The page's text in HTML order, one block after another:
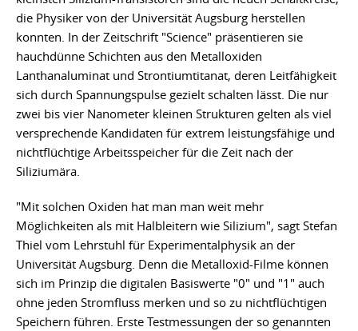
die Physiker von der Universität Augsburg herstellen
konnten. In der Zeitschrift "Science" präsentieren sie
hauchdünne Schichten aus den Metalloxiden
Lanthanaluminat und Strontiumtitanat, deren Leitfähigkeit
sich durch Spannungspulse gezielt schalten lässt. Die nur
zwei bis vier Nanometer kleinen Strukturen gelten als viel
versprechende Kandidaten für extrem leistungsfähige und
nichtflüchtige Arbeitsspeicher für die Zeit nach der
Siliziumära.
"Mit solchen Oxiden hat man man weit mehr
Möglichkeiten als mit Halbleitern wie Silizium", sagt Stefan
Thiel vom Lehrstuhl für Experimentalphysik an der
Universität Augsburg. Denn die Metalloxid-Filme können
sich im Prinzip die digitalen Basiswerte "0" und "1" auch
ohne jeden Stromfluss merken und so zu nichtflüchtigen
Speichern führen. Erste Testmessungen der so genannten